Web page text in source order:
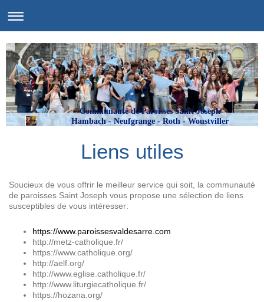
Communauté de Paroisses Saint Joseph
Hambach - Neufgrange - Roth - Woustviller
Liens utiles
Soucieux de vous offrir le meilleur service qui soit, la communauté
de paroisses Saint Joseph vous propose une sélection de liens
susceptibles de vous intéresser:
https://www.paroissesvaldesarre.com
http://metz-catholique.fr/
https://www.catholique.org/
http://aelf.org/
http://www.eglise.catholique.fr/
http://www.liturgiecatholique.fr/
https://hozana.org/